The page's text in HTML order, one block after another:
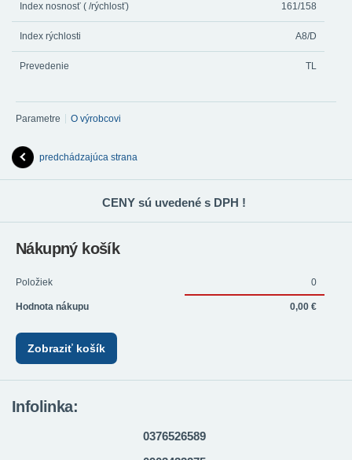
Index nosnosť ( /rýchlosť) 161/158
Index rýchlosti A8/D
Prevedenie TL
Parametre O výrobcovi
predchádzajúca strana
CENY sú uvedené s DPH !
Nákupný košík
Položiek 0
Hodnota nákupu 0,00 €
Zobraziť košík
Infolinka:
0376526589